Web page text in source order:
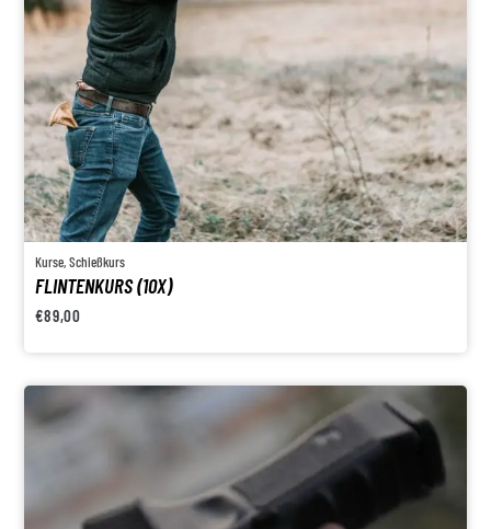
Kurse,Schießkurs
FLINTENKURS (10X)
€89,00